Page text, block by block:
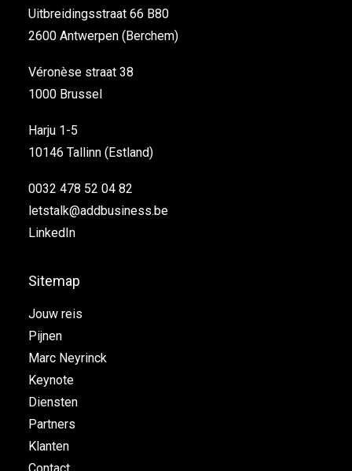
Uitbreidingsstraat 66 B80
2600 Antwerpen (Berchem)
Véronèse straat 38
1000 Brussel
Harju 1-5
10146 Tallinn (Estland)
0032 478 52 04 82
letstalk@addbusiness.be
LinkedIn
Sitemap
Jouw reis
Pijnen
Marc Neyrinck
Keynote
Diensten
Partners
Klanten